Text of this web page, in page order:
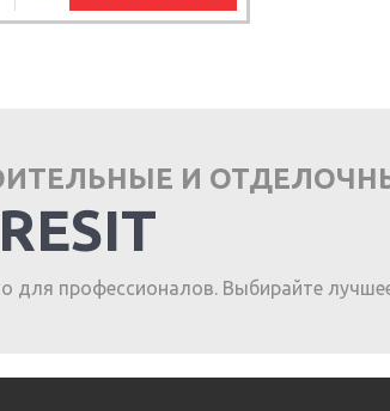
И
для профессионалов. Выбирайте